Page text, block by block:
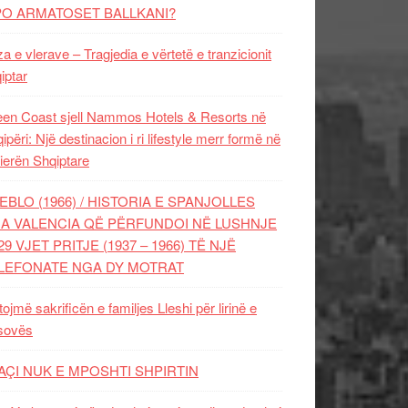
ARMATOSET BALLKANI?
e vlerave – Tragjedia e vërtetë e tranzicionit
Coast sjell Nammos Hotels & Resorts në
Një destinacion i ri lifestyle merr formë në
Shqiptare
(1966) / HISTORIA E SPANJOLLES
VALENCIA QË PËRFUNDOI NË LUSHNJE
VJET PRITJE (1937 – 1966) TË NJË
NGA DY MOTRAT
sakrificën e familjes Lleshi për lirinë e
NUK E MPOSHTI SHPIRTIN